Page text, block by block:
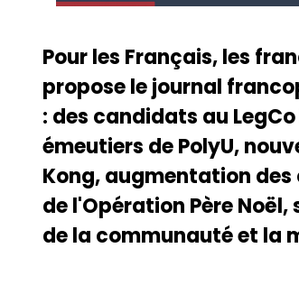
Pour les Français, les
propose le journal
: des candidats au
émeutiers de PolyU,
Kong, augmentation des
de l'Opération Père
de la communauté et la